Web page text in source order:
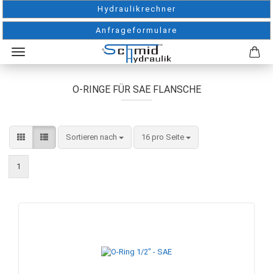
Hydraulikrechner
Anfrageformulare
O-RINGE FÜR SAE FLANSCHE
Sortieren nach
Sortieren nach 16 pro Seite
pro Seite
1